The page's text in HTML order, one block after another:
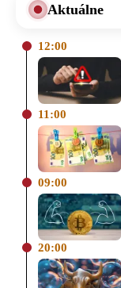
Aktuálne
12:00
11:00
09:00
20:00